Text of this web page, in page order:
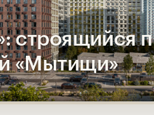
строящийся
«Мытищи»